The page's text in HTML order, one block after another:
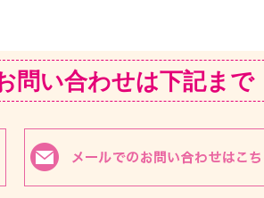
問い合わせは下記まで